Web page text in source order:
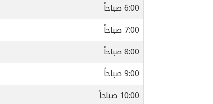
6:00 صباحاً
7:00 صباحاً
8:00 صباحاً
9:00 صباحاً
10:00 صباحاً